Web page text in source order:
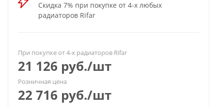
Скидка 7% при покупке от 4-х любых
радиаторов Rifar
При покупке от 4-х радиаторов Rifar
21 126 руб./шт
Розничная цена
22 716 руб./шт